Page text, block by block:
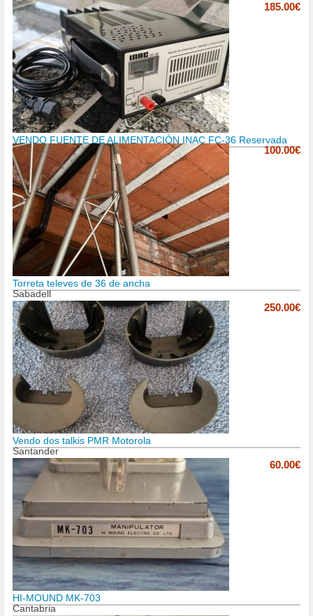
185.00€
VENDO FUENTE DE ALIMENTACIÓN INAC FC-36 Reservada
100.00€
Torreta televes de 36 de ancha
Sabadell
250.00€
Vendo dos talkis PMR Motorola
Santander
60.00€
HI-MOUND MK-703
Cantabria